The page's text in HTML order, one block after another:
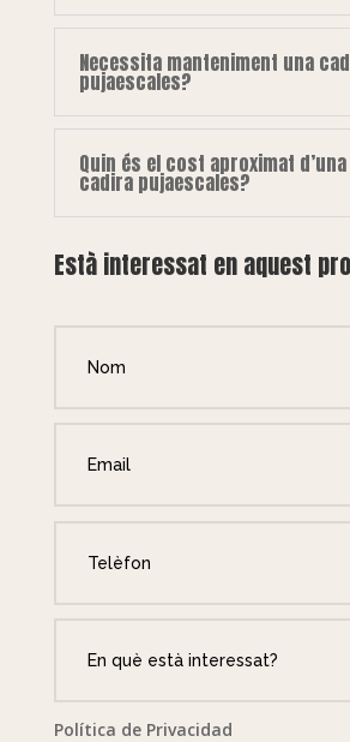
Necessita manteniment una
pujaescales?
Quin és el cost aproximat d’una
cadira pujaescales?
Està interessat en aquest
Política de Privacidad